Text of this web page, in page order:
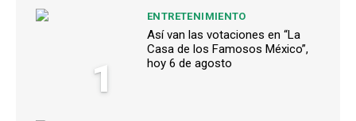
1
ENTRETENIMIENTO
Así van las votaciones en “La
Casa de los Famosos México”,
hoy 6 de agosto